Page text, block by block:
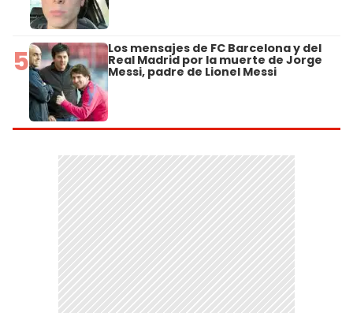
5 Los mensajes de FC Barcelona y del
Real Madrid por la muerte de Jorge
Messi, padre de Lionel Messi